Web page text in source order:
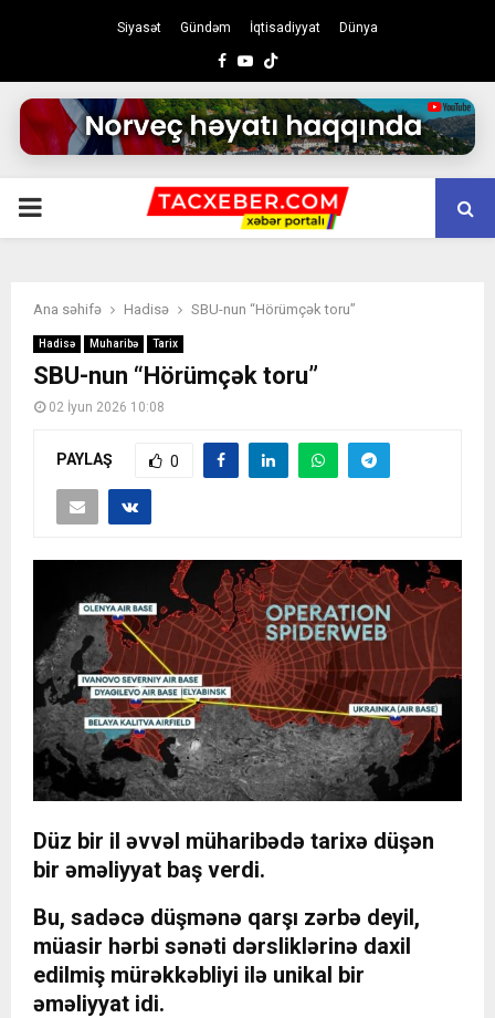
Siyasət Gündəm İqtisadiyyat Dünya
Facebook
Youtube
PRIMARY
Ana səhifə Hadisə SBU-nun “Hörümçək toru”
Hadisə Muharibə Tarix
SBU-nun “Hörümçək toru”
02 İyun 2026 10:08
PAYLAŞ 0
Düz bir il əvvəl müharibədə tarixə düşən
bir əməliyyat baş verdi.
Bu, sadəcə düşmənə qarşı zərbə deyil,
müasir hərbi sənəti dərsliklərinə daxil
edilmiş mürəkkəbliyi ilə unikal bir
əməliyyat idi.